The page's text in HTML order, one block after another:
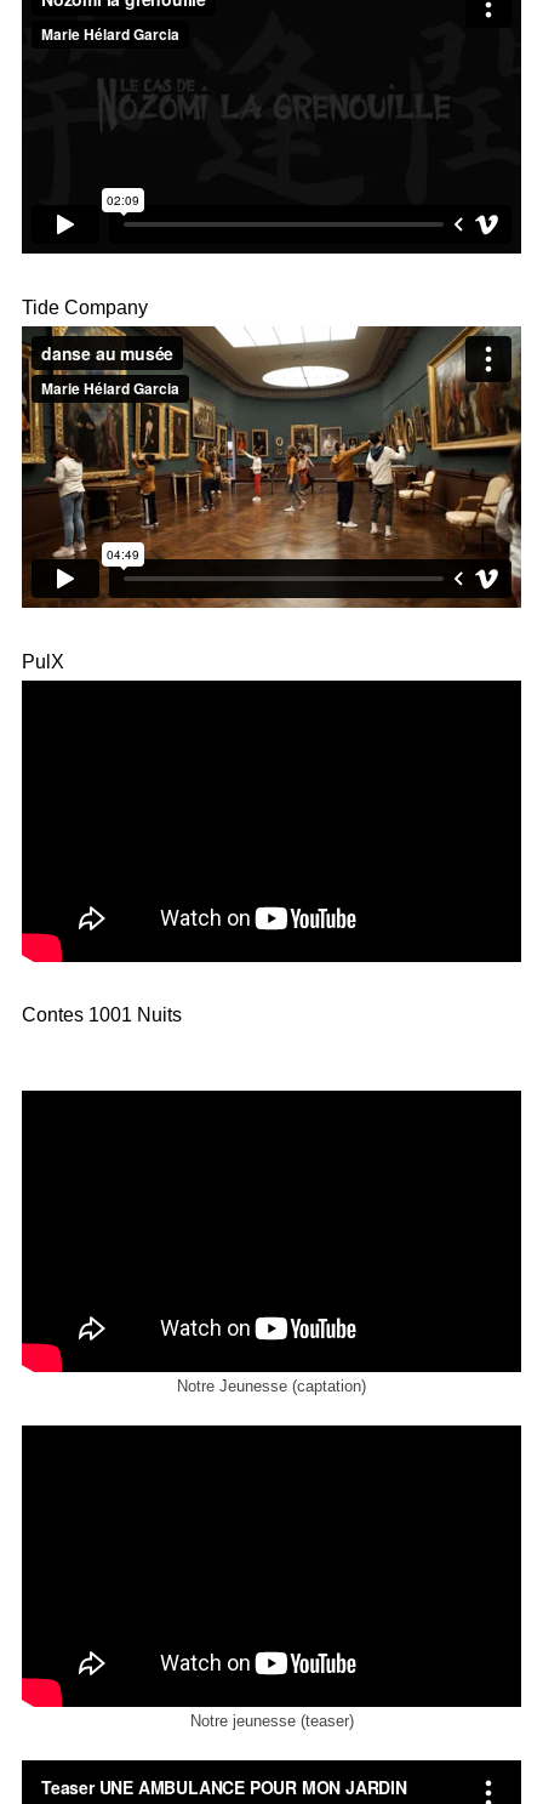
Tide Company
PulX
Contes 1001 Nuits
Notre Jeunesse (captation)
Notre jeunesse (teaser)